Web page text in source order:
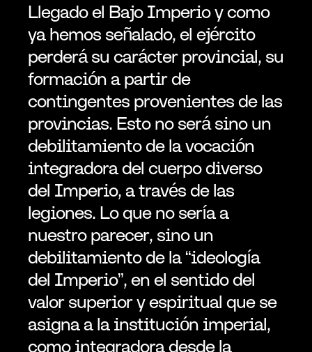
Llegado el Bajo Imperio y como
ya hemos señalado, el ejército
perderá su carácter provincial, su
formación a partir de
contingentes provenientes de las
provincias. Esto no será sino un
debilitamiento de la vocación
integradora del cuerpo diverso
del Imperio, a través de las
legiones. Lo que no sería a
nuestro parecer, sino un
debilitamiento de la “ideología
del Imperio”, en el sentido del
valor superior y espiritual que se
asigna a la institución imperial,
como integradora desde la